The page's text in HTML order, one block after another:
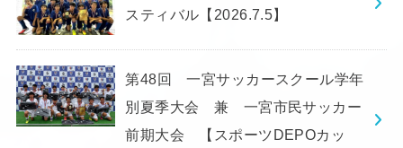
スティバル【2026.7.5】
第48回 一宮サッカースクール学年
別夏季大会 兼 一宮市民サッカー
前期大会 【スポーツDEPOカッ